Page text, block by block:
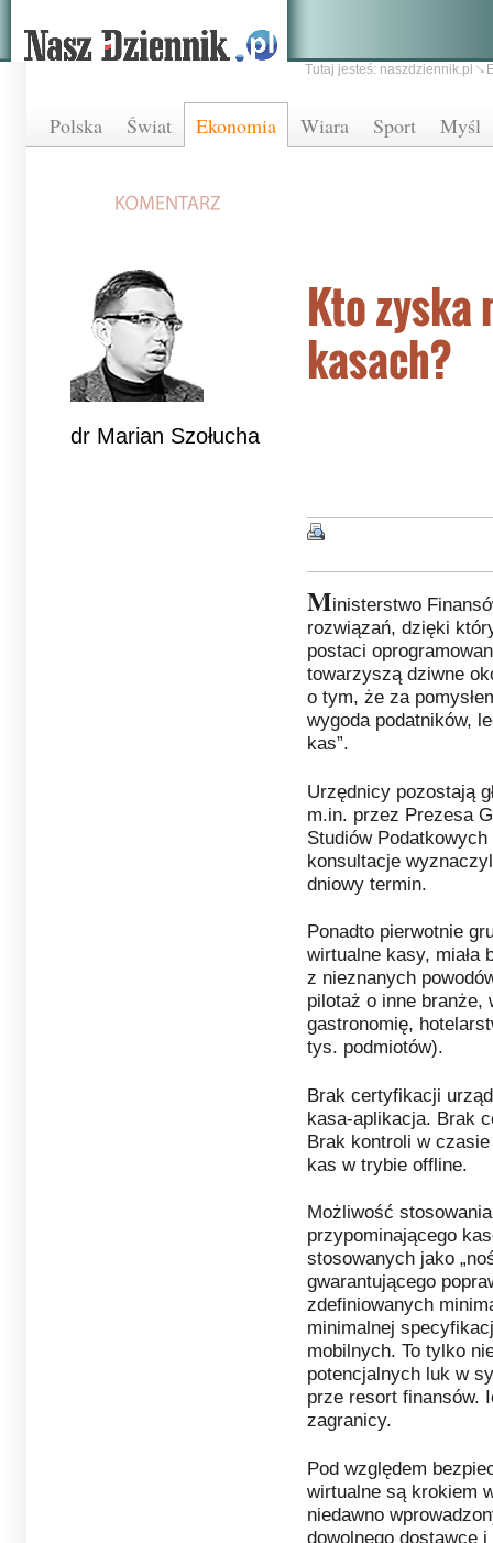
Polska Świat Ekonomia Wiara Sport Myśl
Tutaj jesteś: naszdziennik.pl
dr Marian Szołucha
Kto
kasach?
Ministerstwo
rozwiązań, dzięki
postaci
towarzyszą dziwne
o tym, że za
wygoda podatników,
kas”.
Urzędnicy pozostają
m.in. przez Prezesa
Studiów
konsultacje
dniowy termin.
Ponadto pierwotnie
wirtualne kasy, miała
z nieznanych
pilotaż o inne branże,
gastronomię,
tys. podmiotów).
Brak certyfikacji
kasa-aplikacja. Brak
Brak kontroli w
kas w trybie offline.
Możliwość
przypominającego
stosowanych jako
gwarantującego
zdefiniowanych
minimalnej
mobilnych. To tylko
potencjalnych luk w
prze resort finansów.
zagranicy.
Pod względem
wirtualne są krokiem
niedawno
dowolnego dostawcę